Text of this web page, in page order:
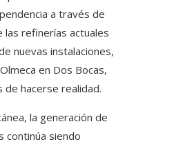
a través de
las refinerías actuales
nuevas instalaciones,
en Dos Bocas,
hacerse realidad.
la generación de
continúa siendo